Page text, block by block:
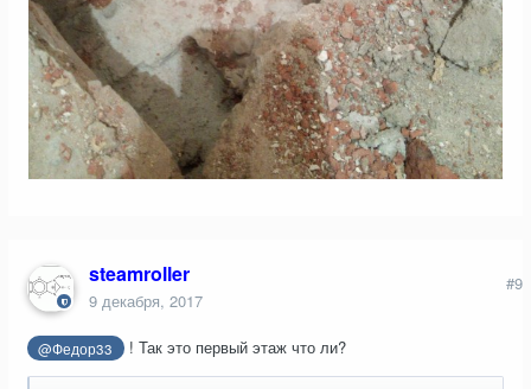
steamroller
9 декабря, 2017
#9
@Федор33 ! Так это первый этаж что ли?